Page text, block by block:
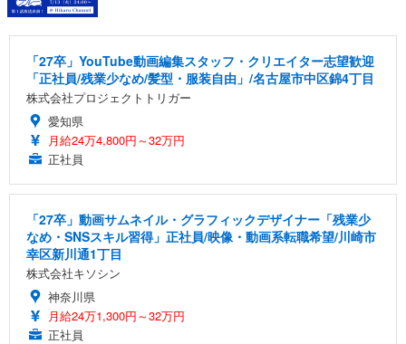
「27卒」YouTube動画編集スタッフ・クリエイター志望歓迎
「正社員/残業少なめ/髪型・服装自由」/名古屋市中区錦4丁目
株式会社プロジェクトトリガー
愛知県
月給24万4,800円～32万円
正社員
「27卒」動画サムネイル・グラフィックデザイナー「残業少
なめ・SNSスキル習得」正社員/映像・動画系転職希望/川崎市
幸区新川通1丁目
株式会社キソシン
神奈川県
月給24万1,300円～32万円
正社員